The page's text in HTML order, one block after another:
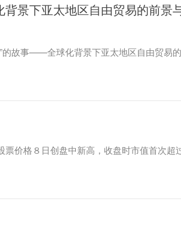
景下亚太地区自由贸易的前景
的故事——全球化背景下亚太地区自由贸易
价格８日创盘中新高，收盘时市值首次超